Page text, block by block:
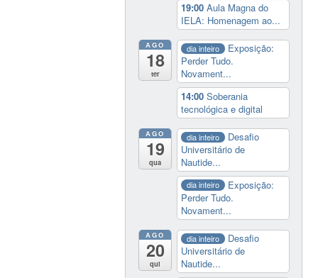
19:00Aula Magna do
IELA: Homenagem ao...
AGO
18
ter
dia inteiro
Exposição:
Perder Tudo.
Novament...
14:00Soberania
tecnológica e digital
AGO
19
qua
dia inteiro
Desafio
Universitário de
Nautide...
dia inteiro
Exposição:
Perder Tudo.
Novament...
AGO
20
qui
dia inteiro
Desafio
Universitário de
Nautide...